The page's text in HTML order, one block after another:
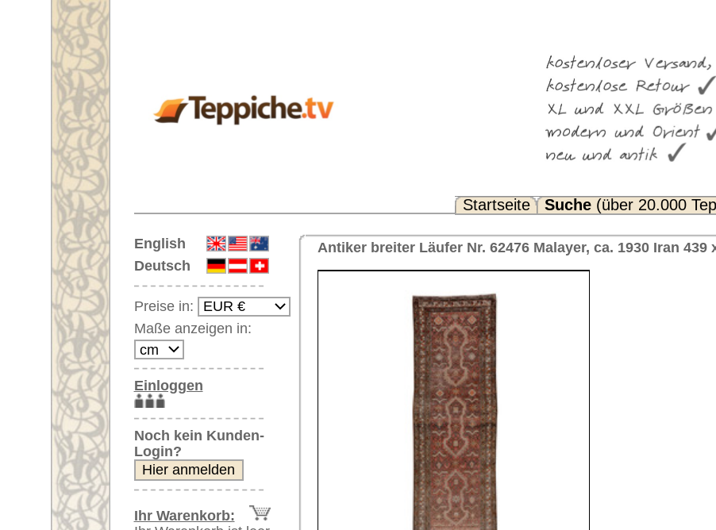
Noch Fragen? FAQ...
English
Deutsch
Preise in:
Maße anzeigen in:
Einloggen
Noch kein Kunden-
Login?
Ihr Warenkorb:
Ihr Warenkorb ist leer.
Artikelnummer:
Moderne Teppiche
Orientteppiche
Unifarben/ungemustert
Seidenteppiche
Große Teppiche
(über 300x200 cm)
Sehr große XL Teppiche
(über 400x200 cm)
Weitere größere Bilder (öffnen sich in neuem Fenster)
Bitte klicken Sie auf die kleinen Bilder weiter unten für Bilder in höherer Auflösung
Hauptbild Bild Nr. 2 Bild Nr. 5